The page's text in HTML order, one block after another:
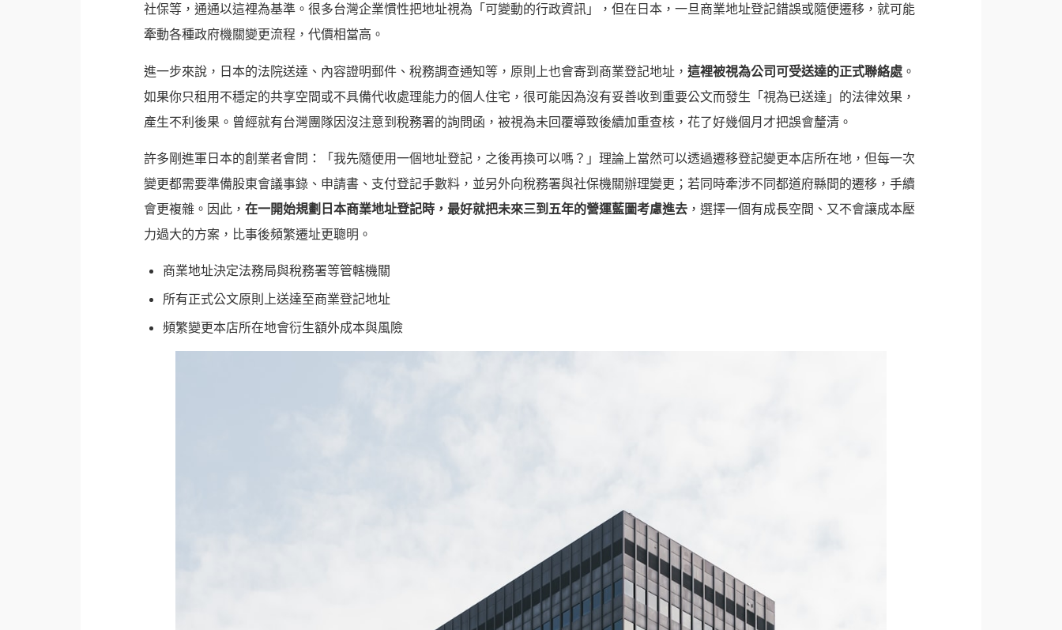
社保等，通通以這裡為基準。很多台灣企業慣性把地址視為「可變動的行政資訊」，但在日本，一旦商業地址登記錯誤或隨便遷移，就可能
牽動各種政府機關變更流程，代價相當高。
進一步來說，日本的法院送達、內容證明郵件、稅務調查通知等，原則上也會寄到商業登記地址， 這裡被視為公司可受送達的正式聯絡處 。
如果你只租用不穩定的共享空間或不具備代收處理能力的個人住宅，很可能因為沒有妥善收到重要公文而發生「視為已送達」的法律效果，
產生不利後果。曾經就有台灣團隊因沒注意到稅務署的詢問函，被視為未回覆導致後續加重查核，花了好幾個月才把誤會釐清。
許多剛進軍日本的創業者會問：「我先隨便用一個地址登記，之後再換可以嗎？」理論上當然可以透過遷移登記變更本店所在地，但每一次
變更都需要準備股東會議事錄、申請書、支付登記手數料，並另外向稅務署與社保機關辦理變更；若同時牽涉不同都道府縣間的遷移，手續
會更複雜。因此， 在一開始規劃日本商業地址登記時，最好就把未來三到五年的營運藍圖考慮進去 ，選擇一個有成長空間、又不會讓成本壓
力過大的方案，比事後頻繁遷址更聰明。
商業地址決定法務局與稅務署等管轄機關
所有正式公文原則上送達至商業登記地址
頻繁變更本店所在地會衍生額外成本與風險